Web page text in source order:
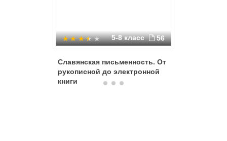
5-8 класс 56
Славянская письменность. От
рукописной до электронной
книги